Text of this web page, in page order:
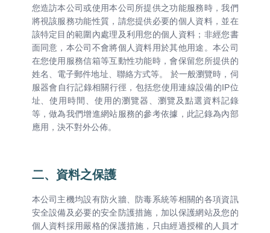
您造訪本公司或使用本公司所提供之功能服務時，我們
將視該服務功能性質，請您提供必要的個人資料，並在
該特定目的範圍內處理及利用您的個人資料；非經您書
面同意，本公司不會將個人資料用於其他用途。本公司
在您使用服務信箱等互動性功能時，會保留您所提供的
姓名、電子郵件地址、聯絡方式等。 於一般瀏覽時，伺
服器會自行記錄相關行徑，包括您使用連線設備的IP位
址、使用時間、使用的瀏覽器、瀏覽及點選資料記錄
等，做為我們增進網站服務的參考依據，此記錄為內部
應用，決不對外公佈。
二、資料之保護
本公司主機均設有防火牆、防毒系統等相關的各項資訊
安全設備及必要的安全防護措施，加以保護網站及您的
個人資料採用嚴格的保護措施，只由經過授權的人員才